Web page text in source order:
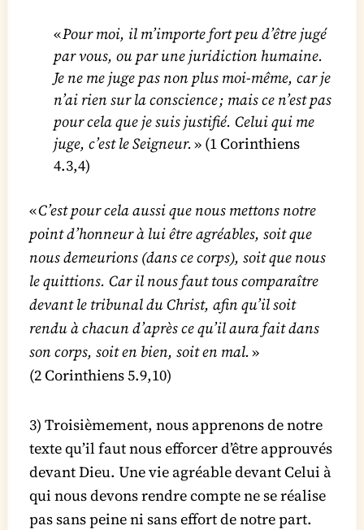
«Pour moi, il m’importe fort peu d’être jugé
par vous, ou par une juridiction humaine.
Je ne me juge pas non plus moi-même, car je
n’ai rien sur la conscience ; mais ce n’est pas
pour cela que je suis justifié. Celui qui me
juge, c’est le Seigneur.» (1 Corinthiens
4.3,4)
«C’est pour cela aussi que nous mettons notre
point d’honneur à lui être agréables, soit que
nous demeurions (dans ce corps), soit que nous
le quittions. Car il nous faut tous comparaître
devant le tribunal du Christ, afin qu’il soit
rendu à chacun d’après ce qu’il aura fait dans
son corps, soit en bien, soit en mal.»
(2 Corinthiens 5.9,10)
3) Troisièmement, nous apprenons de notre
texte qu’il faut nous efforcer d’être approuvés
devant Dieu. Une vie agréable devant Celui à
qui nous devons rendre compte ne se réalise
pas sans peine ni sans effort de notre part.